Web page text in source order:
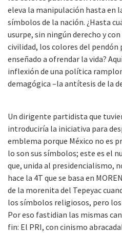
eleva la manipulación hasta en
símbolos de la nación. ¿Hasta
usurpe, sin ningún derecho y
civilidad, los colores del pendón
enseñado a ofrendar la vida?
inflexión de una política
demagógica –la antítesis de la
Un dirigente partidista que
introduciría la iniciativa para
emblema porque México no es
lo son sus símbolos; este es el
que, unida al presidencialismo,
hace la 4T que se basa en
de la morenita del Tepeyac
los símbolos religiosos, pero los
Por eso fastidian las mismas
fin: El PRI, con cinismo